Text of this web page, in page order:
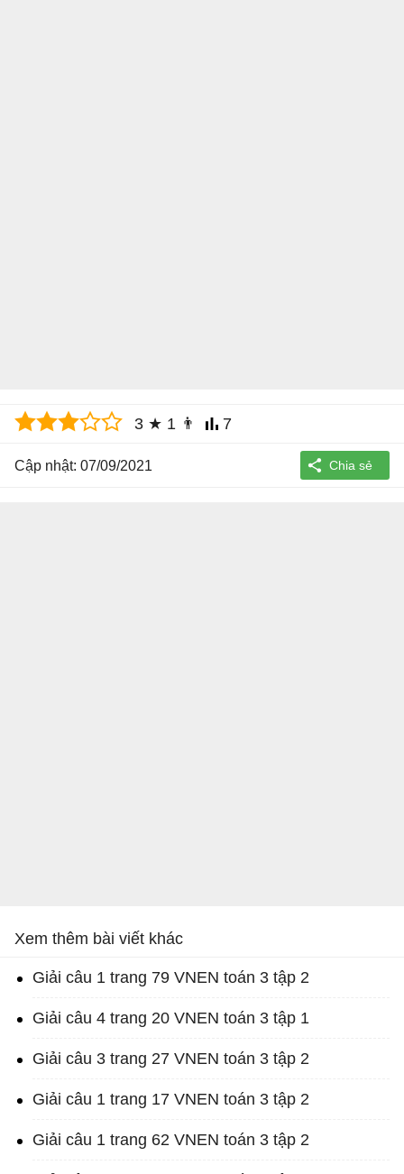
3 ★ 1 👨 7
Cập nhật: 07/09/2021
Xem thêm bài viết khác
Giải câu 1 trang 79 VNEN toán 3 tập 2
Giải câu 4 trang 20 VNEN toán 3 tập 1
Giải câu 3 trang 27 VNEN toán 3 tập 2
Giải câu 1 trang 17 VNEN toán 3 tập 2
Giải câu 1 trang 62 VNEN toán 3 tập 2